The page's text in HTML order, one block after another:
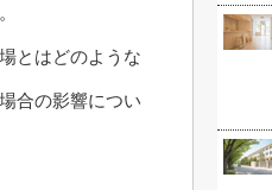
とはどのような
合の影響につい